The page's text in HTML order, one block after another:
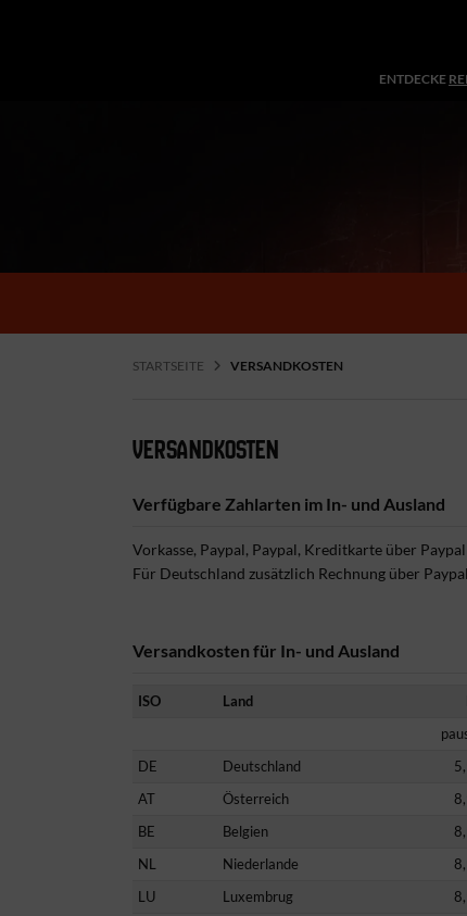
ENTDECKE
STARTSEITE VERSANDKOSTEN
VERSANDKOSTEN
Verfügbare Zahlarten im In- und Ausland
Vorkasse, Paypal, Paypal, Kreditkarte über Paypal
Für Deutschland zusätzlich Rechnung über
Versandkosten für In- und Ausland
ISO Land
DE
Deutschland
AT
Österreich
BE
Belgien
NL
Niederlande
LU
Luxembrug